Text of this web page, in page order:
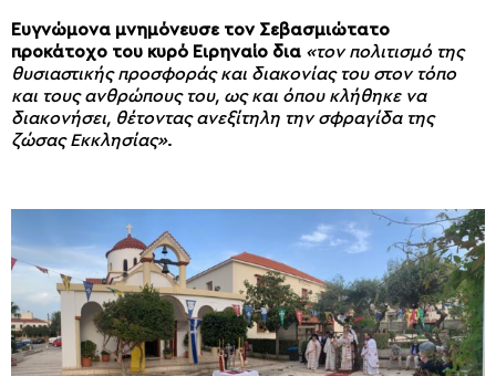
Ευγνώμονα μνημόνευσε τον Σεβασμιώτατο
προκάτοχο του κυρό Ειρηναίο δια «τον πολιτισμό της
θυσιαστικής προσφοράς και διακονίας του στον τόπο
και τους ανθρώπους του, ως και όπου κλήθηκε να
διακονήσει, θέτοντας ανεξίτηλη την σφραγίδα της
ζώσας Εκκλησίας».